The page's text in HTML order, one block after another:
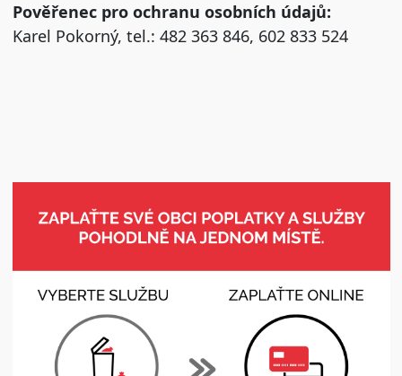
Pověřenec pro ochranu osobních údajů:
Karel Pokorný, tel.: 482 363 846, 602 833 524